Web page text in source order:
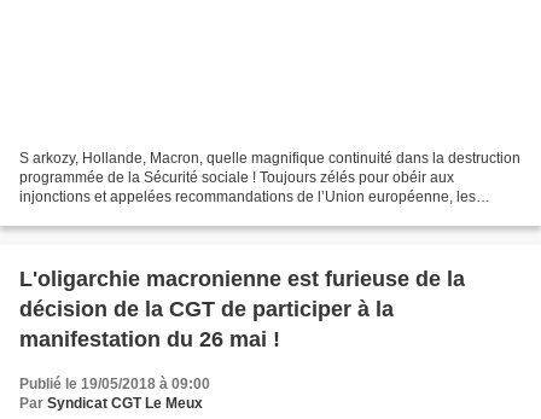
S arkozy, Hollande, Macron, quelle magnifique continuité dans la destruction
programmée de la Sécurité sociale ! Toujours zélés pour obéir aux
injonctions et appelées recommandations de l’Union européenne, les
L'oligarchie macronienne est furieuse de la
décision de la CGT de participer à la
manifestation du 26 mai !
Publié le 19/05/2018 à 09:00
Par Syndicat CGT Le Meux